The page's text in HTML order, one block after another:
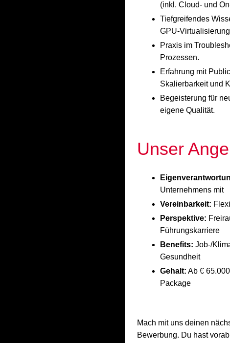
(inkl. Cloud- und
Tiefgreifendes
GPU-
Praxis im
Prozessen.
Erfahrung mit
Skalierbarkeit und
Begeisterung für
eigene Qualität.
Unser
Unternehmens mit
Vereinbarkeit:
Perspektive:
Führungskarriere
Benefits: Job-/
Gesundheit
Gehalt: Ab €
Package
Mach mit uns deinen
Bewerbung. Du hast